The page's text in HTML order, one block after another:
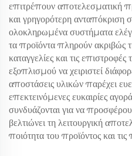
επιτρέπουν αποτελεσματική
και γρηγορότερη ανταπόκριση
ολοκληρωμένα συστήματα
τα προϊόντα πληρούν ακριβώς
καταγγελίες και τις
εξοπλισμού να χειριστεί
αποστάσεις υλικών παρέχει
επεκτεινόμενες ευκαιρίες
συνδυάζονται για να
βελτιώνει τη λειτουργική
ποιότητα του προϊόντος και